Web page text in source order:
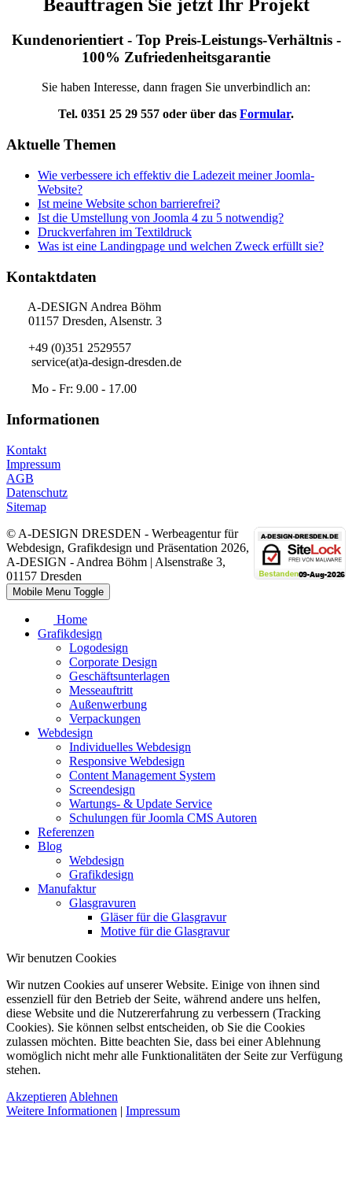
Beauftragen Sie jetzt Ihr Projekt
Kundenorientiert - Top Preis-Leistungs-Verhältnis -
100% Zufriedenheitsgarantie
Sie haben Interesse, dann fragen Sie unverbindlich an:
Tel. 0351 25 29 557 oder über das Formular.
Aktuelle Themen
Wie verbessere ich effektiv die Ladezeit meiner Joomla-
Website?
Ist meine Website schon barrierefrei?
Ist die Umstellung von Joomla 4 zu 5 notwendig?
Druckverfahren im Textildruck
Was ist eine Landingpage und welchen Zweck erfüllt sie?
Kontaktdaten
A-DESIGN Andrea Böhm
01157 Dresden, Alsenstr. 3
+49 (0)351 2529557
service(at)a-design-dresden.de
Mo - Fr: 9.00 - 17.00
Informationen
Kontakt
Impressum
AGB
Datenschutz
Sitemap
© A-DESIGN DRESDEN - Werbeagentur für
Webdesign, Grafikdesign und Präsentation 2026,
A-DESIGN - Andrea Böhm | Alsenstraße 3,
01157 Dresden
Mobile Menu Toggle
Home
Grafikdesign
Logodesign
Corporate Design
Geschäftsunterlagen
Messeauftritt
Außenwerbung
Verpackungen
Webdesign
Individuelles Webdesign
Responsive Webdesign
Content Management System
Screendesign
Wartungs- & Update Service
Schulungen für Joomla CMS Autoren
Referenzen
Blog
Webdesign
Grafikdesign
Manufaktur
Glasgravuren
Gläser für die Glasgravur
Motive für die Glasgravur
Wir benutzen Cookies
Wir nutzen Cookies auf unserer Website. Einige von ihnen sind
essenziell für den Betrieb der Seite, während andere uns helfen,
diese Website und die Nutzererfahrung zu verbessern (Tracking
Cookies). Sie können selbst entscheiden, ob Sie die Cookies
zulassen möchten. Bitte beachten Sie, dass bei einer Ablehnung
womöglich nicht mehr alle Funktionalitäten der Seite zur Verfügung
stehen.
Akzeptieren Ablehnen
Weitere Informationen | Impressum